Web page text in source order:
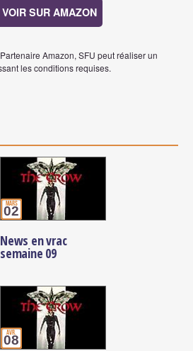
VOIR SUR AMAZON
Amazon, SFU peut réaliser un
les conditions requises.
mars
02
News en vrac
semaine 09
avr.
08